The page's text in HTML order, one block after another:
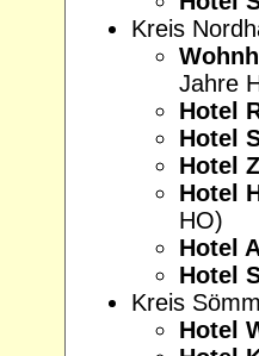
Kreis
Jahre
Hotel
Hotel
Hotel
Hotel
HO)
Hotel
Hotel
Kreis
Hotel